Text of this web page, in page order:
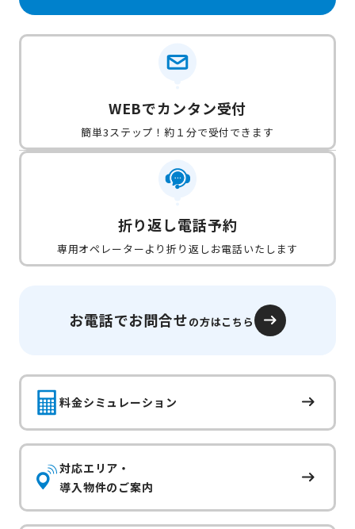
WEBでカンタン受付
簡単3ステップ！約１分で受付できます
折り返し電話予約
専用オペレーターより折り返しお電話いたします
お電話でお問合せの方はこちら
料金シミュレーション
対応エリア・
導入物件のご案内